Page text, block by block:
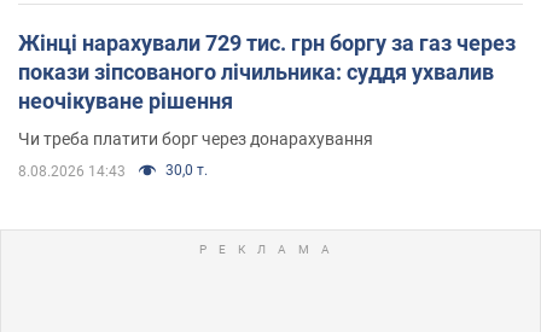
Жінці нарахували 729 тис. грн боргу за газ через
покази зіпсованого лічильника: суддя ухвалив
неочікуване рішення
Чи треба платити борг через донарахування
8.08.2026 14:43 30,0 т.